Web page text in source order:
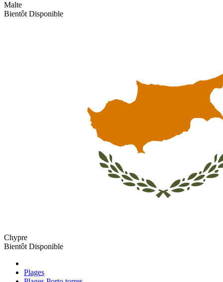
Malte
Bientôt Disponible
Chypre
Bientôt Disponible
Plages